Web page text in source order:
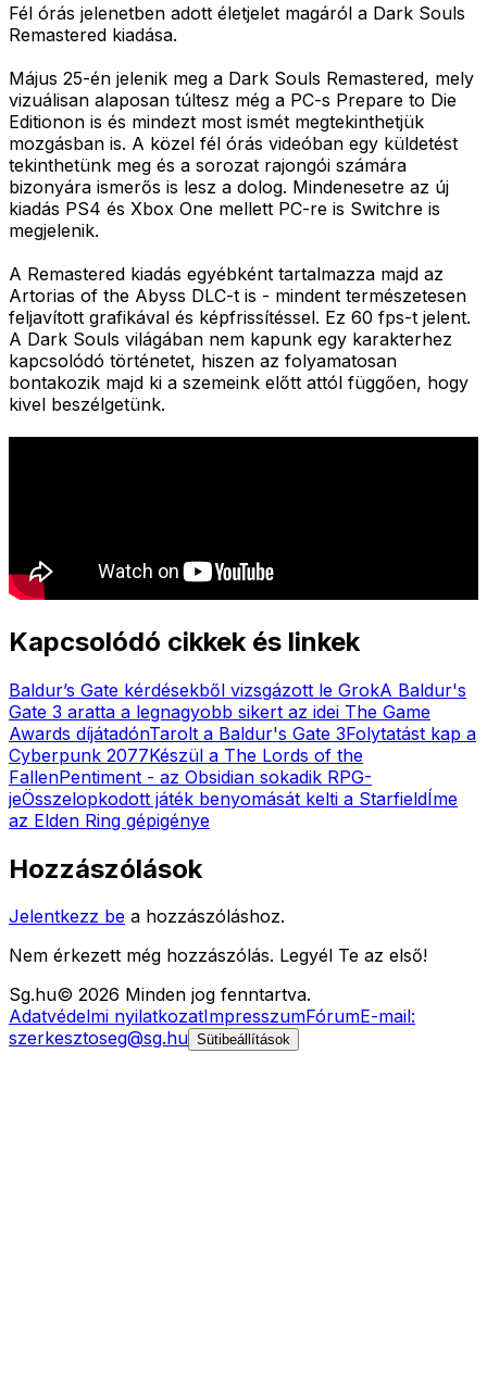
Fél órás jelenetben adott életjelet magáról a Dark Souls
Remastered kiadása.
Május 25-én jelenik meg a Dark Souls Remastered, mely
vizuálisan alaposan túltesz még a PC-s Prepare to Die
Editionon is és mindezt most ismét megtekinthetjük
mozgásban is. A közel fél órás videóban egy küldetést
tekinthetünk meg és a sorozat rajongói számára
bizonyára ismerős is lesz a dolog. Mindenesetre az új
kiadás PS4 és Xbox One mellett PC-re is Switchre is
megjelenik.
A Remastered kiadás egyébként tartalmazza majd az
Artorias of the Abyss DLC-t is - mindent természetesen
feljavított grafikával és képfrissítéssel. Ez 60 fps-t jelent.
A Dark Souls világában nem kapunk egy karakterhez
kapcsolódó történetet, hiszen az folyamatosan
bontakozik majd ki a szemeink előtt attól függően, hogy
kivel beszélgetünk.
Kapcsolódó cikkek és linkek
Baldur’s Gate kérdésekből vizsgázott le GrokA Baldur's
Gate 3 aratta a legnagyobb sikert az idei The Game
Awards díjátadónTarolt a Baldur's Gate 3Folytatást kap a
Cyberpunk 2077Készül a The Lords of the
FallenPentiment - az Obsidian sokadik RPG-
jeÖsszelopkodott játék benyomását kelti a StarfieldÍme
az Elden Ring gépigénye
Hozzászólások
Jelentkezz be a hozzászóláshoz.
Nem érkezett még hozzászólás. Legyél Te az első!
Sg.hu© 2026 Minden jog fenntartva.
Adatvédelmi nyilatkozatImpresszumFórumE-mail:
szerkesztoseg@sg.hu Sütibeállítások